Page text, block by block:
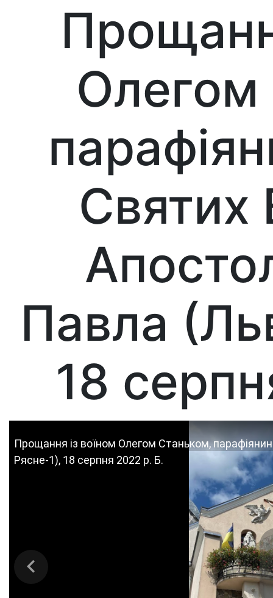
Олегом
Святих
Павла
18
Прощання із воїном Олегом Станьком,
Рясне-1), 18 серпня 2022 р. Б.